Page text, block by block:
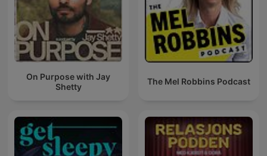
On Purpose with Jay
Shetty
The Mel Robbins Podcast